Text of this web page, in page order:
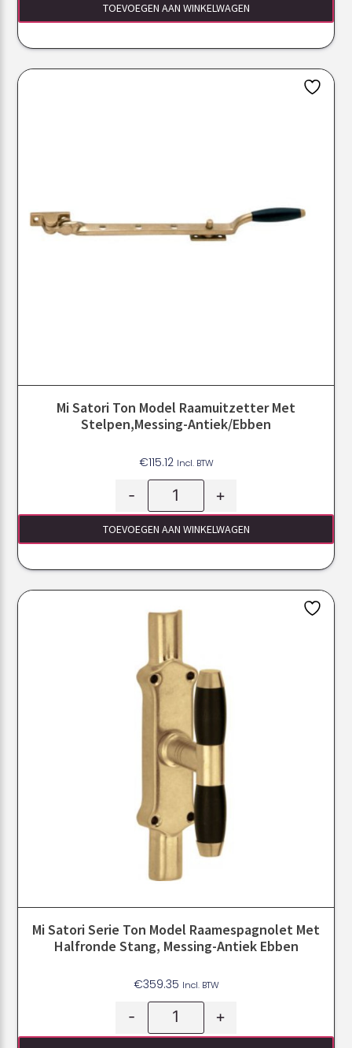
TOEVOEGEN AAN WINKELWAGEN
Mi Satori Ton Model Raamuitzetter Met
Stelpen,Messing-Antiek/Ebben
€115.12 Incl. BTW
- +
TOEVOEGEN AAN WINKELWAGEN
Mi Satori Serie Ton Model Raamespagnolet Met
Halfronde Stang, Messing-Antiek Ebben
€359.35 Incl. BTW
- +